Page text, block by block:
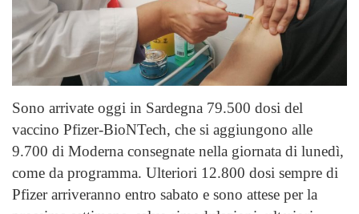
Sono arrivate oggi in Sardegna 79.500 dosi del
vaccino Pfizer-BioNTech, che si aggiungono alle
9.700 di Moderna consegnate nella giornata di lunedì,
come da programma. Ulteriori 12.800 dosi sempre di
Pfizer arriveranno entro sabato e sono attese per la